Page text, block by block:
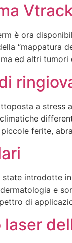
è ora
“mappatura
ed altri
a stress
ferite,
introdotte
e
di